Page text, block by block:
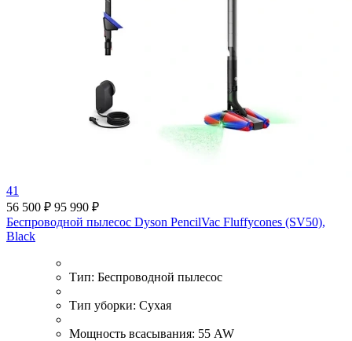
41
56 500 ₽ 95 990 ₽
Беспроводной пылесос Dyson PencilVac Fluffycones (SV50),
Black
Тип: Беспроводной пылесос
Тип уборки: Сухая
Мощность всасывания: 55 AW